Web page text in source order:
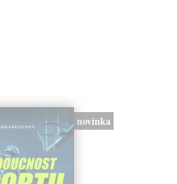
novinka